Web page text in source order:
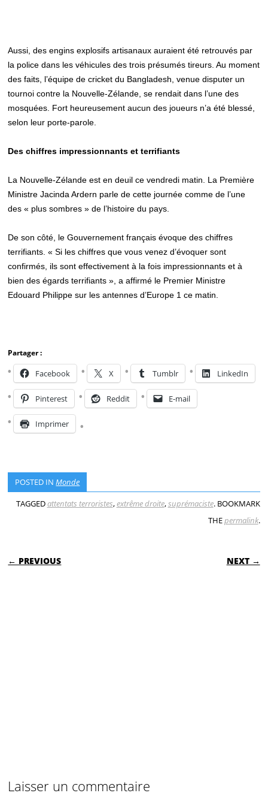
Aussi, des engins explosifs artisanaux auraient été retrouvés par
la police dans les véhicules des trois présumés tireurs. Au moment
des faits, l’équipe de cricket du Bangladesh, venue disputer un
tournoi contre la Nouvelle-Zélande, se rendait dans l’une des
mosquées. Fort heureusement aucun des joueurs n’a été blessé,
selon leur porte-parole.
Des chiffres impressionnants et terrifiants
La Nouvelle-Zélande est en deuil ce vendredi matin. La Première
Ministre Jacinda Ardern parle de cette journée comme de l’une
des « plus sombres » de l’histoire du pays.
De son côté, le Gouvernement français évoque des chiffres
terrifiants. « Si les chiffres que vous venez d’évoquer sont
confirmés, ils sont effectivement à la fois impressionnants et à
bien des égards terrifiants », a affirmé le Premier Ministre
Edouard Philippe sur les antennes d’Europe 1 ce matin.
Partager :
Facebook X Tumblr LinkedIn
Pinterest Reddit E-mail
Imprimer
POSTED INMonde
TAGGEDattentats terroristes,extrême droite,suprémaciste. BOOKMARK
THEpermalink.
POST NAVIGATION
← PREVIOUS NEXT →
Laisser un commentaire